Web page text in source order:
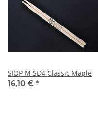
SIOP M SD4 Classic Maple
16,10 € *